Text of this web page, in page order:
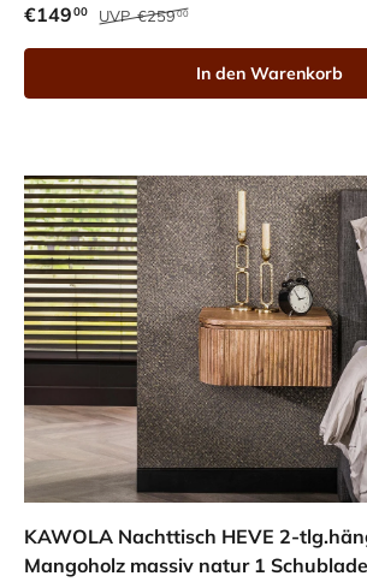
€14900 UVP€25900
In den Warenkorb
KAWOLA Nachttisch HEVE 2-
Mangoholz massiv natur 1 Schublade